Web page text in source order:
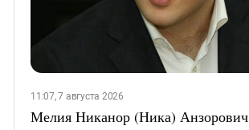
11:07, 7 августа 2026
Мелия Никанор (Ника) Анзорович